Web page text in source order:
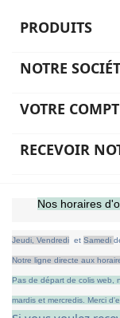
PRODUITS
NOTRE
VOTRE
RECEVOIR
Nos horaires
Jeudi, Vendredi et Samedi
Notre ligne directe aux
Pas de départ de colis web,
mardis et mercredis. Merci